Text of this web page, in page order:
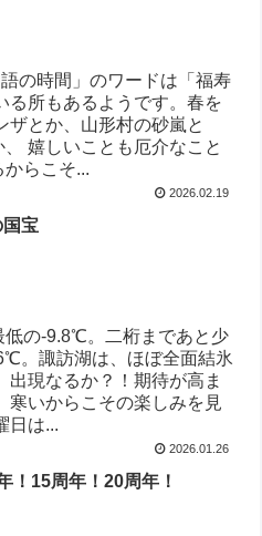
の時間」のワードは「福寿
る所もあるようです。春を
ザとか、山形村の砂嵐と
嬉しいことも厄介なこと
らこそ...
2026.02.19
国宝
の‐9.8℃。二桁まであと少
。諏訪湖は、ほぼ全面結氷
出現なるか？！期待が高ま
寒いからこその楽しみを見
日は...
2026.01.26
！15周年！20周年！